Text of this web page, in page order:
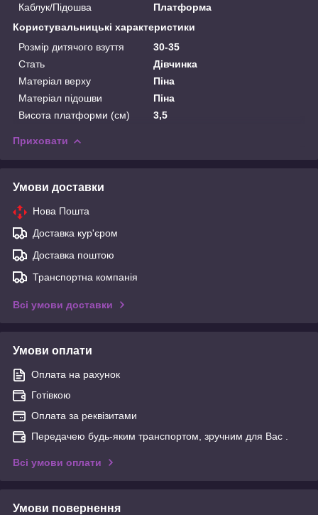
Каблук/Підошва
Платформа
Користувальницькі характеристики
Розмір дитячого взуття
30-35
Стать
Дівчинка
Матеріал верху
Піна
Матеріал підошви
Піна
Висота платформи (см)
3,5
Приховати
Умови доставки
Нова Пошта
Доставка кур'єром
Доставка поштою
Транспортна компанія
Всі умови доставки
Умови оплати
Оплата на рахунок
Готівкою
Оплата за реквізитами
Передачею будь-яким транспортом, зручним для Вас .
Всі умови оплати
Умови повернення